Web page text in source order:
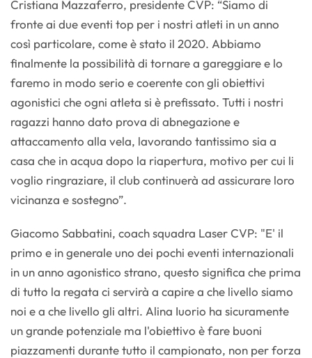
Cristiana Mazzaferro, presidente CVP: “Siamo di
fronte ai due eventi top per i nostri atleti in un anno
così particolare, come è stato il 2020. Abbiamo
finalmente la possibilità di tornare a gareggiare e lo
faremo in modo serio e coerente con gli obiettivi
agonistici che ogni atleta si è prefissato. Tutti i nostri
ragazzi hanno dato prova di abnegazione e
attaccamento alla vela, lavorando tantissimo sia a
casa che in acqua dopo la riapertura, motivo per cui li
voglio ringraziare, il club continuerà ad assicurare loro
vicinanza e sostegno”.
Giacomo Sabbatini, coach squadra Laser CVP: "E' il
primo e in generale uno dei pochi eventi internazionali
in un anno agonistico strano, questo significa che prima
di tutto la regata ci servirà a capire a che livello siamo
noi e a che livello gli altri. Alina Iuorio ha sicuramente
un grande potenziale ma l'obiettivo è fare buoni
piazzamenti durante tutto il campionato, non per forza